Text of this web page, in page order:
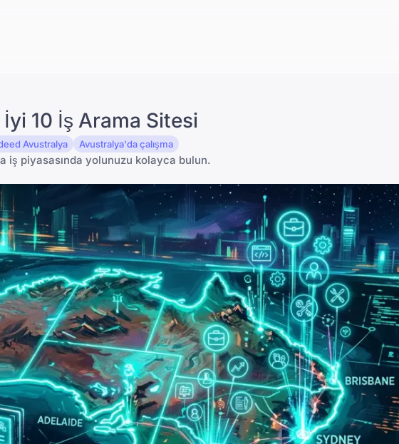
10 İş Arama Sitesi
Avustralya Avustralya'da çalışma
iş piyasasında yolunuzu kolayca bulun.